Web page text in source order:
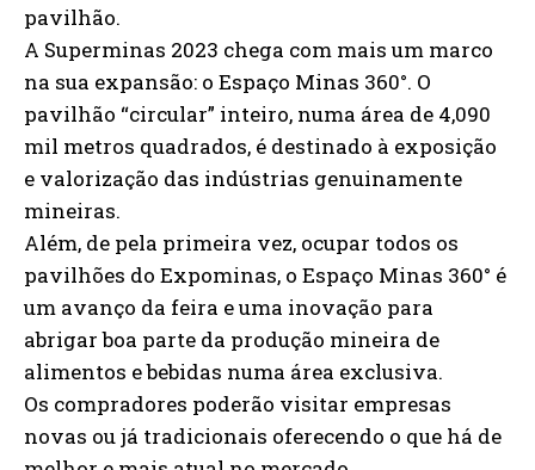
pavilhão.
A Superminas 2023 chega com mais um marco
na sua expansão: o Espaço Minas 360°. O
pavilhão “circular” inteiro, numa área de 4,090
mil metros quadrados, é destinado à exposição
e valorização das indústrias genuinamente
mineiras.
Além, de pela primeira vez, ocupar todos os
pavilhões do Expominas, o Espaço Minas 360° é
um avanço da feira e uma inovação para
abrigar boa parte da produção mineira de
alimentos e bebidas numa área exclusiva.
Os compradores poderão visitar empresas
novas ou já tradicionais oferecendo o que há de